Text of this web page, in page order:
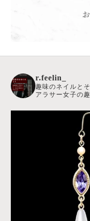
r.feelin_
趣味のネイルと
アラサー女子の趣